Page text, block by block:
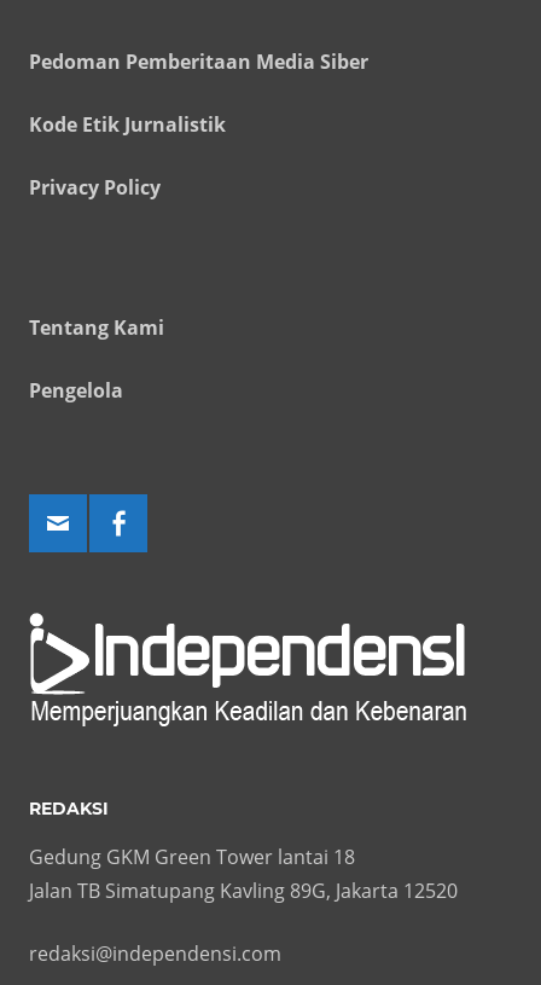
Pedoman Pemberitaan Media Siber
Kode Etik Jurnalistik
Privacy Policy
Tentang Kami
Pengelola
REDAKSI
Gedung GKM Green Tower lantai 18
Jalan TB Simatupang Kavling 89G, Jakarta 12520
redaksi@independensi.com